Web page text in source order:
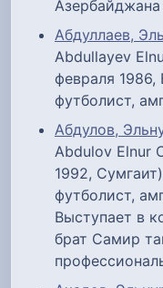
Абдуллаев,
Abdullayev
февраля
футболист,
Абдулов,
Abdulov Elnur
1992,
футболист,
Выступает в
брат Самир